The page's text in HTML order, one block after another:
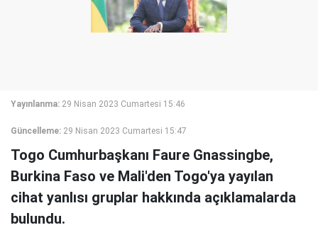
Yayınlanma: 29 Nisan 2023 Cumartesi 15:46
Güncelleme: 29 Nisan 2023 Cumartesi 15:47
Togo Cumhurbaşkanı Faure Gnassingbe,
Burkina Faso ve Mali'den Togo'ya yayılan
cihat yanlısı gruplar hakkında açıklamalarda
bulundu.